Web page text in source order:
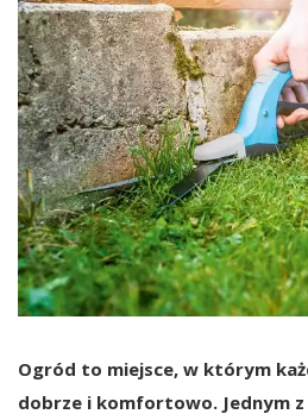
Ogród to miejsce, w którym
dobrze i komfortowo. Jednym